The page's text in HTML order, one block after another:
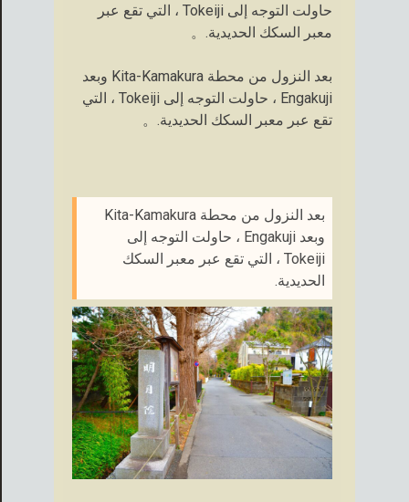
حاولت التوجه إلى Tokeiji ، التي تقع عبر
معبر السكك الحديدية.。
بعد النزول من محطة Kita-Kamakura وبعد
Engakuji ، حاولت التوجه إلى Tokeiji ، التي
تقع عبر معبر السكك الحديدية.。
بعد النزول من محطة Kita-Kamakura
وبعد Engakuji ، حاولت التوجه إلى
Tokeiji ، التي تقع عبر معبر السكك
الحديدية.